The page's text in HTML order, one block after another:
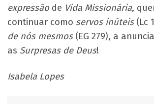
expressão de Vida Missionária,
continuar como servos inúteis (Lc
de nós mesmos (EG 279), a
as Surpresas de Deus!
Isabela Lopes